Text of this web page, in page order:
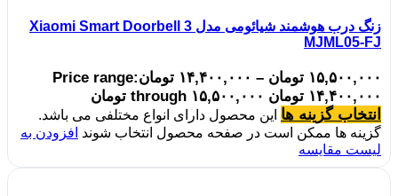
زنگ درب هوشمند شیائومی مدل Xiaomi Smart Doorbell 3
MJML05-FJ
۱۵,۵۰۰,۰۰۰ تومان – ۱۴,۴۰۰,۰۰۰ تومانPrice range:
۱۴,۴۰۰,۰۰۰ تومان through ۱۵,۵۰۰,۰۰۰ تومان
انتخاب گزینه ها این محصول دارای انواع مختلفی می باشد.
گزینه ها ممکن است در صفحه محصول انتخاب شوند افزودن به
لیست مقایسه